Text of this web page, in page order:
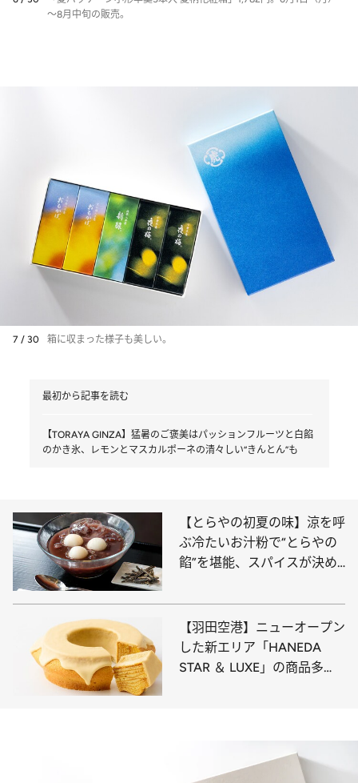
～8月中旬の販売。
7 / 30 箱に収まった様子も美しい。
最初から記事を読む
【TORAYA GINZA】猛暑のご褒美はパッションフルーツと白餡
のかき氷、レモンとマスカルポーネの清々しい“きんとん”も
【とらやの初夏の味】涼を呼
ぶ冷たいお汁粉で“とらやの
餡”を堪能、スパイスが決め
ィンブラ”の風味が新鮮
【羽田空港】ニューオープン
した新エリア「HANEDA
STAR ＆ LUXE」の商品多